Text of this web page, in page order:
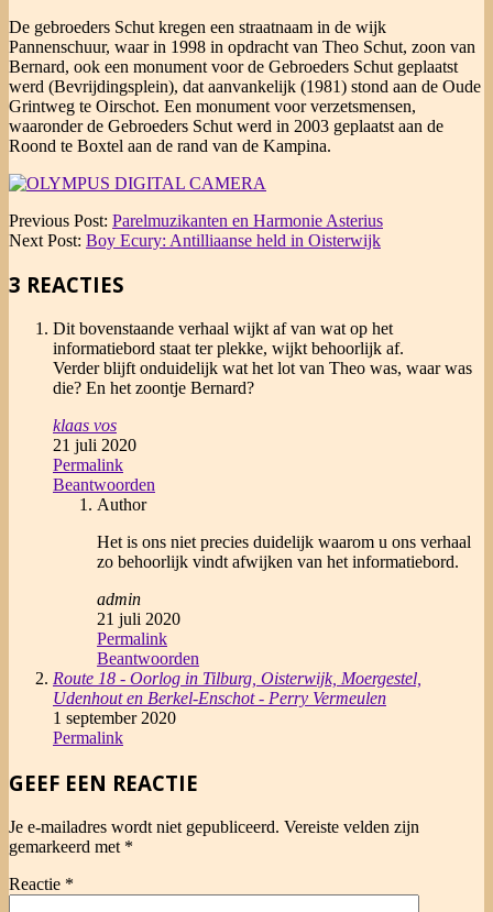
De gebroeders Schut kregen een straatnaam in de wijk
Pannenschuur, waar in 1998 in opdracht van Theo Schut, zoon van
Bernard, ook een monument voor de Gebroeders Schut geplaatst
werd (Bevrijdingsplein), dat aanvankelijk (1981) stond aan de Oude
Grintweg te Oirschot. Een monument voor verzetsmensen,
waaronder de Gebroeders Schut werd in 2003 geplaatst aan de
Roond te Boxtel aan de rand van de Kampina.
2016-
05-
Previous Post: Parelmuzikanten en Harmonie Asterius
Next Post: Boy Ecury: Antilliaanse held in Oisterwijk
3 REACTIES
Dit bovenstaande verhaal wijkt af van wat op het
informatiebord staat ter plekke, wijkt behoorlijk af.
Verder blijft onduidelijk wat het lot van Theo was, waar was
die? En het zoontje Bernard?
klaas vos
21 juli 2020
Permalink
Beantwoorden
Author
Het is ons niet precies duidelijk waarom u ons verhaal
zo behoorlijk vindt afwijken van het informatiebord.
admin
21 juli 2020
Permalink
Beantwoorden
Route 18 - Oorlog in Tilburg, Oisterwijk, Moergestel,
Udenhout en Berkel-Enschot - Perry Vermeulen
1 september 2020
Permalink
GEEF EEN REACTIE
Je e-mailadres wordt niet gepubliceerd. Vereiste velden zijn
gemarkeerd met *
Reactie *